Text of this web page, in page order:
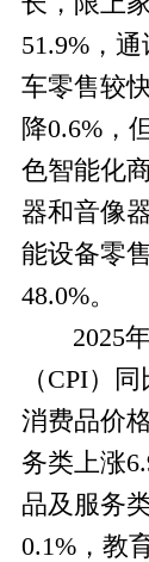
51.9%，
车零售较
降0.6%，
色智能化
器和音像
能设备零
48.0%。
2025
（CPI）
消费品价
务类上涨
品及服务
0.1%，教